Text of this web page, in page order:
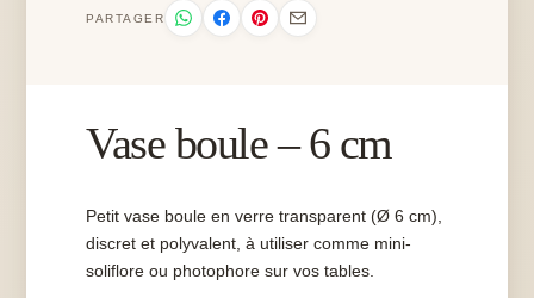
PARTAGER
Vase boule – 6 cm
Petit vase boule en verre transparent (Ø 6 cm),
discret et polyvalent, à utiliser comme mini-
soliflore ou photophore sur vos tables.